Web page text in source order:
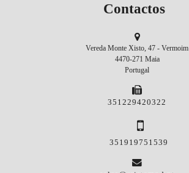
Contactos
Vereda Monte Xisto, 47 - Vermoim
4470-271 Maia
Portugal
351229420322
351919751539